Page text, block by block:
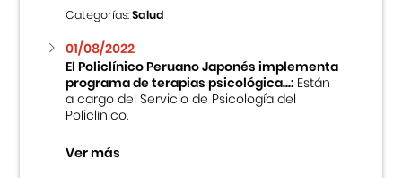
Categorías:Salud
01/08/2022
El Policlínico Peruano Japonés implementa
programa de terapias psicológica...:Están
a cargo del Servicio de Psicología del
Policlínico.
Ver más